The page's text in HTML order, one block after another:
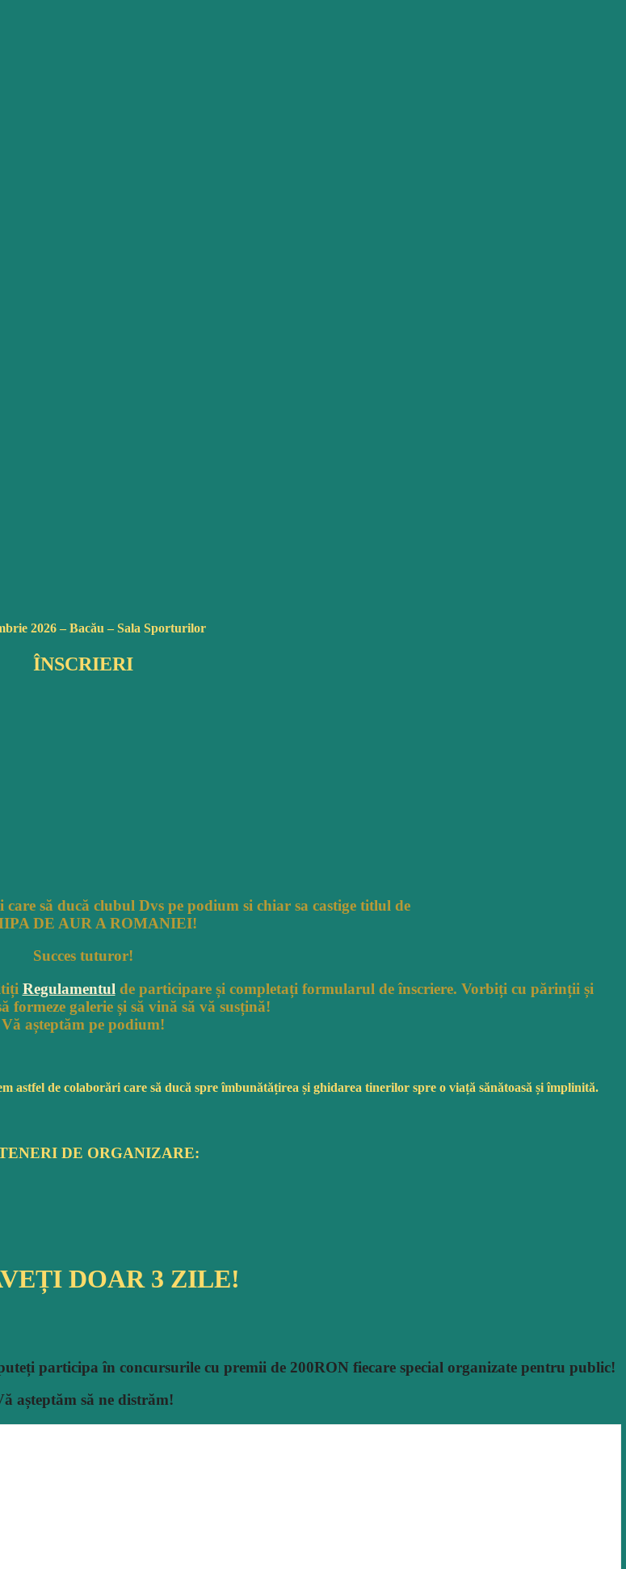
2026 –Bacău – Sala Sporturilor
ÎNSCRIERI
care să ducă clubul Dvs pe podium si chiar sa castige titlul de
DE AUR A ROMANIEI!
Succes tuturor!
Regulamentul de participare și completați formularul de înscriere. Vorbiți cu părinții și
formeze galerie și să vină să vă susțină!
Vă așteptăm pe podium!
astfel de colaborăricare să ducă spreîmbunătățirea șighidarea tinerilorspre o viață sănătoasă și împlinită.
DE ORGANIZARE:
DOAR 3 ZILE!
participa în concursurile cu premii de 200RON fiecare special organizate pentru public!
așteptăm să ne distrăm!